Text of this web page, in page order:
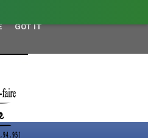
GOT IT